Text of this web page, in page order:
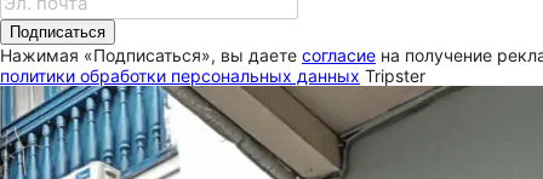
Подписаться
Нажимая «Подписаться», вы даете согласие на получение
политики обработки персональных данных Tripster